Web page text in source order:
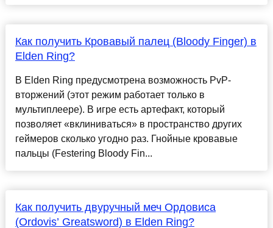
Как получить Кровавый палец (Bloody Finger) в
Elden Ring?
В Elden Ring предусмотрена возможность PvP-
вторжений (этот режим работает только в
мультиплеере). В игре есть артефакт, который
позволяет «вклиниваться» в пространство других
геймеров сколько угодно раз. Гнойные кровавые
пальцы (Festering Bloody Fin...
Как получить двуручный меч Ордовиса
(Ordovis’ Greatsword) в Elden Ring?